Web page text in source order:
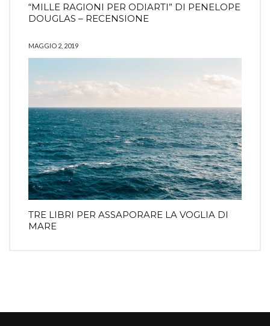
“MILLE RAGIONI PER ODIARTI” DI PENELOPE
DOUGLAS – RECENSIONE
MAGGIO 2, 2019
TRE LIBRI PER ASSAPORARE LA VOGLIA DI
MARE